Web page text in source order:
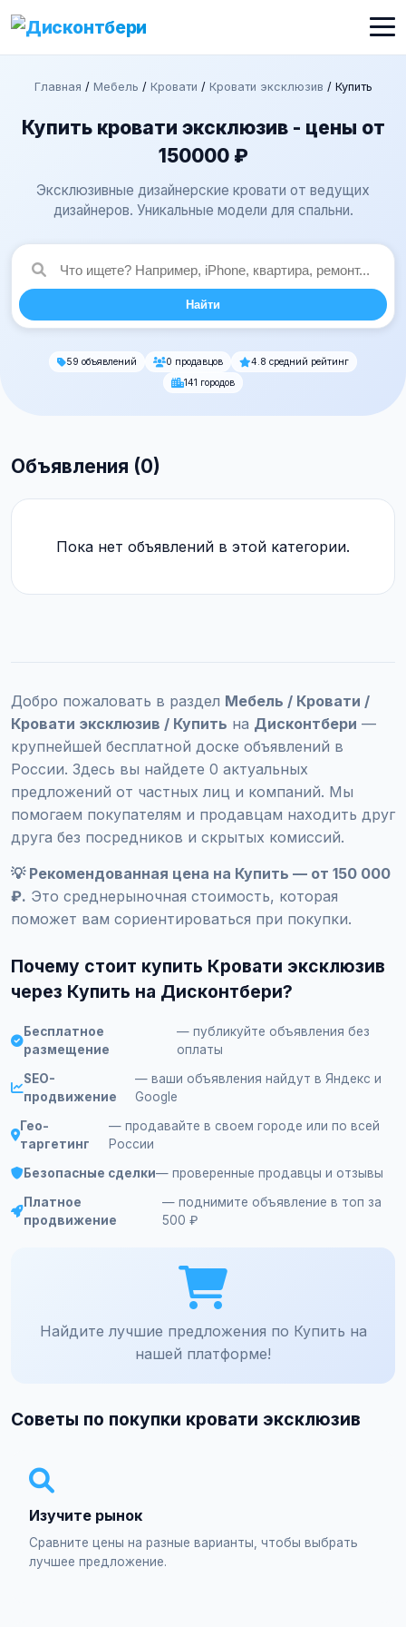
Главная / Мебель / Кровати / Кровати эксклюзив / Купить
Купить кровати эксклюзив - цены от
150000 ₽
Эксклюзивные дизайнерские кровати от ведущих
дизайнеров. Уникальные модели для спальни.
Найти
59 объявлений 0 продавцов
4.8 средний рейтинг
141 городов
Объявления (0)
Пока нет объявлений в этой категории.
Добро пожаловать в раздел Мебель / Кровати /
Кровати эксклюзив / Купить на Дисконтбери —
крупнейшей бесплатной доске объявлений в
России. Здесь вы найдете 0 актуальных
предложений от частных лиц и компаний. Мы
помогаем покупателям и продавцам находить друг
друга без посредников и скрытых комиссий.
💡 Рекомендованная цена на Купить — от 150 000
₽. Это среднерыночная стоимость, которая
поможет вам сориентироваться при покупки.
Почему стоит купить Кровати эксклюзив
через Купить на Дисконтбери?
Бесплатное
размещение
— публикуйте объявления без
оплаты
SEO-
продвижение
— ваши объявления найдут в Яндекс и
Google
Гео-
таргетинг
— продавайте в своем городе или по всей
России
Безопасные сделки— проверенные продавцы и отзывы
Платное
продвижение
— поднимите объявление в топ за
500 ₽
Найдите лучшие предложения по Купить на
нашей платформе!
Советы по покупки кровати эксклюзив
Изучите рынок
Сравните цены на разные варианты, чтобы выбрать
лучшее предложение.